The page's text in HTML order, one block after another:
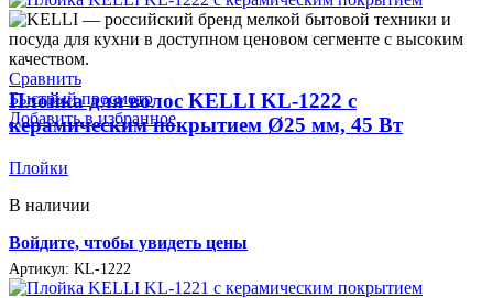
Категории товаров
Категории товаров
Товар Цвет
Синий
Чёрный
Бежевый(0)
Коричневый
Сравнить
Быстрый просмотр
Добавить в избранное
Плойка для волос KELLI KL-1222 с
керамическим покрытием Ø25 мм, 45 Вт
Плойки
В наличии
Войдите, чтобы увидеть цены
Артикул: KL-1222